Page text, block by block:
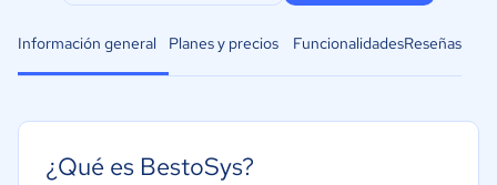
Información general Planes y precios FuncionalidadesReseñas
¿Qué es BestoSys?